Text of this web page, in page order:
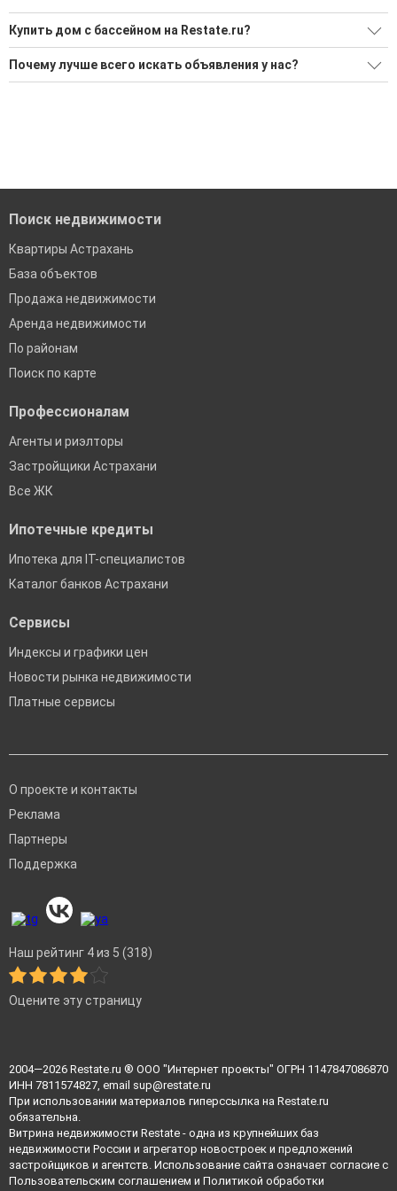
Купить дом с бассейном на Restate.ru?
Ищите, как Купить дом с бассейном?
Воспользуйтесь нашим поиском по новостройкам, для
Почему лучше всего искать объявления у нас?
Поиск недвижимости
Квартиры Астрахань
База объектов
Продажа недвижимости
Аренда недвижимости
По районам
Поиск по карте
Профессионалам
Агенты и риэлторы
Застройщики Астрахани
Все ЖК
Ипотечные кредиты
Ипотека для IT-специалистов
Каталог банков Астрахани
Сервисы
Индексы и графики цен
Новости рынка недвижимости
Платные сервисы
О проекте и контакты
Реклама
Партнеры
Поддержка
Наш рейтинг 4 из 5 (318)
Оцените эту страницу
2004—2026 Restate.ru ® ООО "Интернет проекты" ОГРН 1147847086870
ИНН 7811574827, email sup@restate.ru
При использовании материалов гиперссылка на Restate.ru
обязательна.
Витрина недвижимости Restate - одна из крупнейших баз
недвижимости России и агрегатор новостроек и предложений
застройщиков и агентств. Использование сайта означает согласие с
Пользовательским соглашением и Политикой обработки